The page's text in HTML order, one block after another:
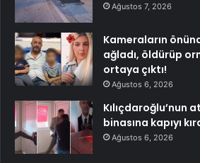
Ağustos 7, 2026
Kameraların
ağladı, öldürüp
ortaya çıktı!
Ağustos 6, 2026
Kılıçdaroğlu’nun
binasına kapıyı
Ağustos 6, 2026